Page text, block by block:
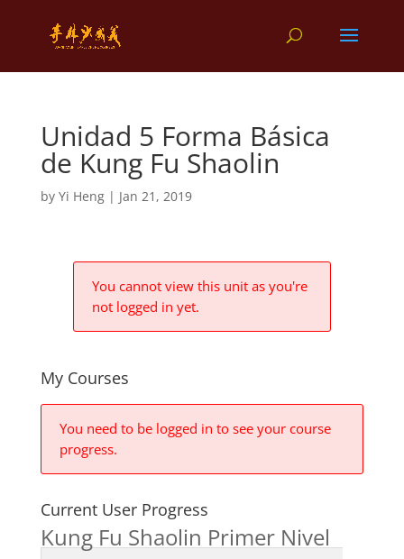
Unidad 5 Forma Básica
de Kung Fu Shaolin
by Yi Heng| Jan 21, 2019
You cannot view this unit as you're
not logged in yet.
My Courses
You need to be logged in to see your course
progress.
Current User Progress
Kung Fu Shaolin Primer Nivel